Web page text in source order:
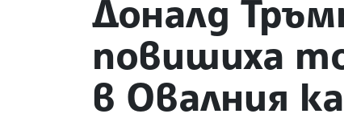
site.bta
Доналд
повишиха
в Овалния